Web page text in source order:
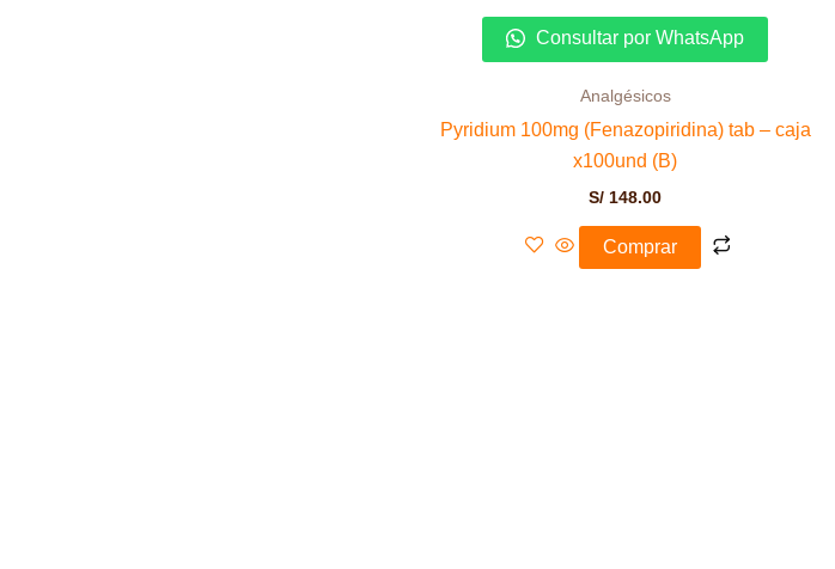
Consultar por WhatsApp
Analgésicos
Pyridium 100mg (Fenazopiridina) tab – caja
x100und (B)
S/ 148.00
Comprar